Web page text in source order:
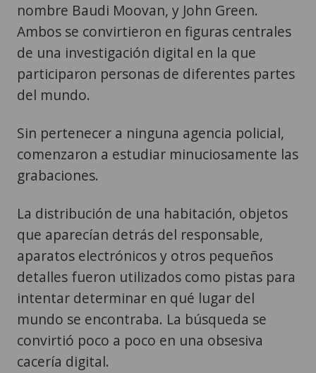
nombre Baudi Moovan, y John Green.
Ambos se convirtieron en figuras centrales
de una investigación digital en la que
participaron personas de diferentes partes
del mundo.
Sin pertenecer a ninguna agencia policial,
comenzaron a estudiar minuciosamente las
grabaciones.
La distribución de una habitación, objetos
que aparecían detrás del responsable,
aparatos electrónicos y otros pequeños
detalles fueron utilizados como pistas para
intentar determinar en qué lugar del
mundo se encontraba. La búsqueda se
convirtió poco a poco en una obsesiva
cacería digital.